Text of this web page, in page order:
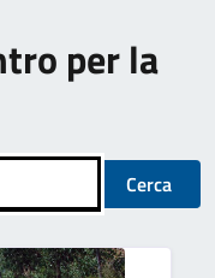
per la
Cerca